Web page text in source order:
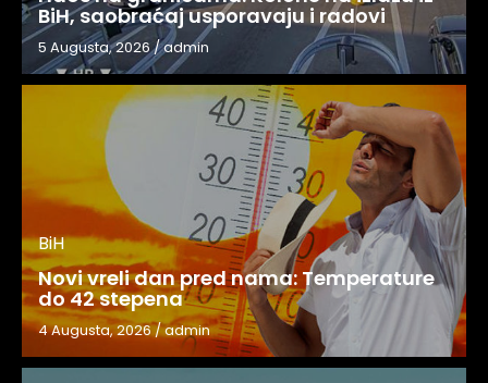
BiH, saobraćaj usporavaju i radovi
5 Augusta, 2026/admin
BiH
Novi vreli dan pred nama: Temperature
do 42 stepena
4 Augusta, 2026/admin